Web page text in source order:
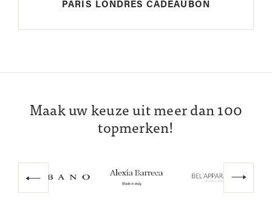
PARIS LONDRES CADEAUBON
Maak uw keuze uit meer dan 100
topmerken!